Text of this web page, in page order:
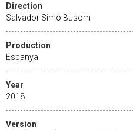
Direction
Salvador Simó Busom
Production
Espanya
Year
2018
Version